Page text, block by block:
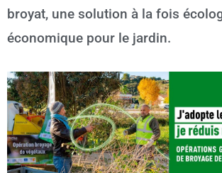
broyat, une solution à la fois
économique pour le jardin.